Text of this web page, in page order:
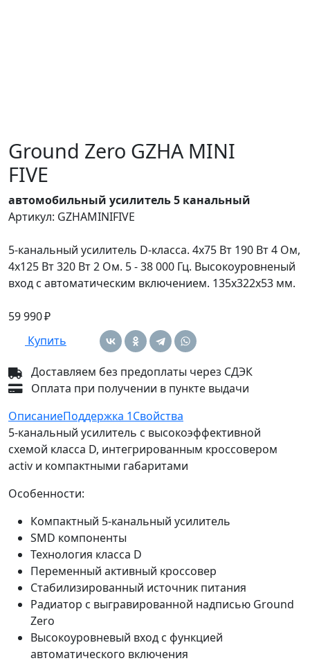
Ground Zero GZHA MINI
FIVE
автомобильный усилитель 5 канальный
Артикул: GZHAMINIFIVE
5-канальный усилитель D-класса. 4х75 Вт 190 Вт 4 Ом,
4х125 Вт 320 Вт 2 Ом. 5 - 38 000 Гц. Высокоуровненый
вход с автоматическим включением. 135х322х53 мм.
59 990 ₽
Купить
Доставляем без предоплаты через СДЭК
Оплата при получении в пункте выдачи
ОписаниеПоддержка 1Свойства
5-канальный усилитель с высокоэффективной
схемой класса D, интегрированным кроссовером
activ и компактными габаритами
Особенности:
Компактный 5-канальный усилитель
SMD компоненты
Технология класса D
Переменный активный кроссовер
Стабилизированный источник питания
Радиатор с выгравированной надписью Ground
Zero
Высокоуровневый вход с функцией
автоматического включения